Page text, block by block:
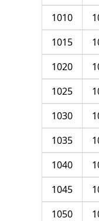
1010
1015
1020
1025
1030
1035
1040
1045
1050